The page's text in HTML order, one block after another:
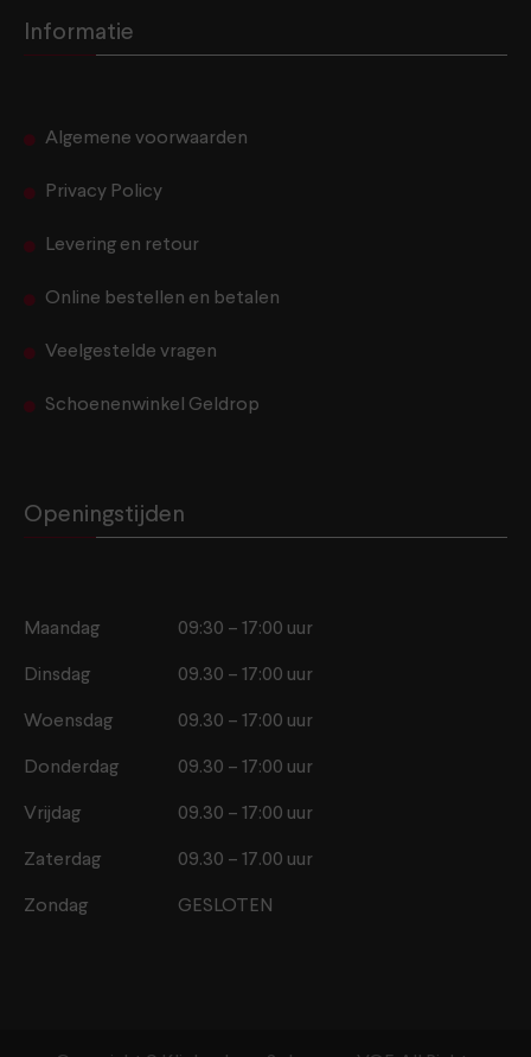
Informatie
Algemene voorwaarden
Privacy Policy
Levering en retour
Online bestellen en betalen
Veelgestelde vragen
Schoenenwinkel Geldrop
Openingstijden
Maandag 09:30 – 17:00 uur
Dinsdag 09.30 – 17:00 uur
Woensdag 09.30 – 17:00 uur
Donderdag 09.30 – 17:00 uur
Vrijdag 09.30 – 17:00 uur
Zaterdag 09.30 – 17.00 uur
Zondag GESLOTEN